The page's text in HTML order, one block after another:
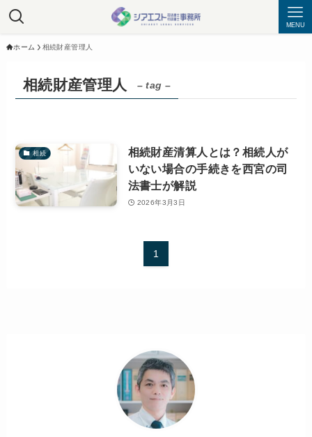
MENU
ホーム 相続財産管理人
相続財産管理人 – tag –
相続
相続財産清算人とは？相続人が
いない場合の手続きを西宮の司
法書士が解説
2026年3月3日
1